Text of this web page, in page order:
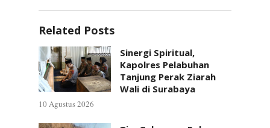
Related Posts
Sinergi Spiritual,
Kapolres Pelabuhan
Tanjung Perak Ziarah
Wali di Surabaya
10 Agustus 2026